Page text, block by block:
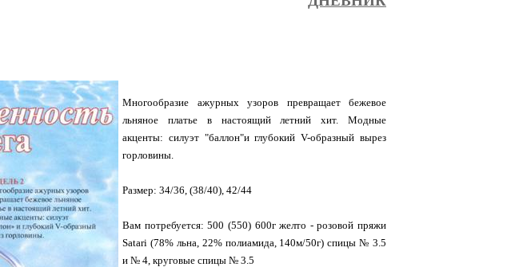
Многообразие ажурных узоров превращает бежевое
льняное платье в настоящий летний хит. Модные
акценты: силуэт "баллон"и глубокий V-образный вырез
горловины.
Размер: 34/36, (38/40), 42/44
Вам потребуется: 500 (550) 600г желто - розовой пряжи
Satari (78% льна, 22% полиамида, 140м/50г) спицы № 3.5
и № 4, круговые спицы № 3.5